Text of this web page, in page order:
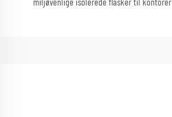
miljøvenlige isolerede flasker til kontorer